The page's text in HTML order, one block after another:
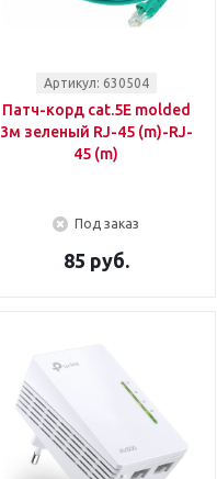
Артикул: 630504
Патч-корд cat.5E molded
3м зеленый RJ-45 (m)-RJ-
45 (m)
Под заказ
85 руб.